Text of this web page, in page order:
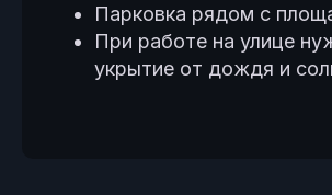
Парковка рядом с
При работе на улице
укрытие от дождя и